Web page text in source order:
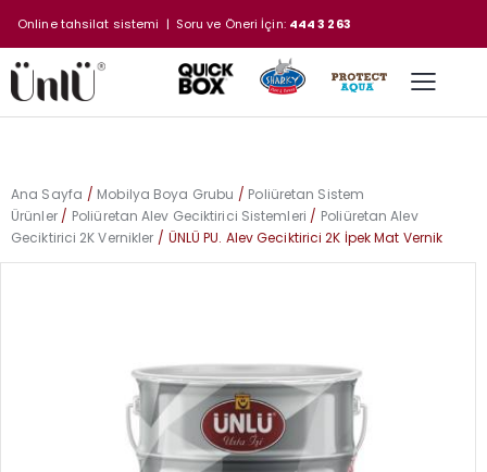
Online tahsilat sistemi | Soru ve Öneri İçin: 444 3 263
Ana Sayfa Mobilya Boya Grubu
Poliüretan Sistem
Ürünler
Poliüretan Alev Geciktirici Sistemleri
Poliüretan Alev
Geciktirici 2K Vernikler
ÜNLÜ PU. Alev Geciktirici 2K İpek Mat Vernik